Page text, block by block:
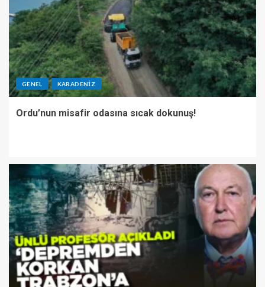
GENEL KARADENIZ
Ordu’nun misafir odasına sıcak dokunuş!